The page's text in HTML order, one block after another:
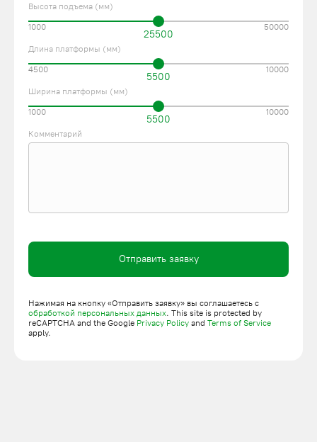
Высота подъема (мм)
25500
1000 50000
Длина платформы (мм)
5500
4500 10000
Ширина платформы (мм)
5500
1000 10000
Комментарий
Отправить заявку
Нажимая на кнопку «Отправить заявку» вы соглашаетесь с
обработкой персональных данных. This site is protected by
reCAPTCHA and the Google Privacy Policy and Terms of Service
apply.